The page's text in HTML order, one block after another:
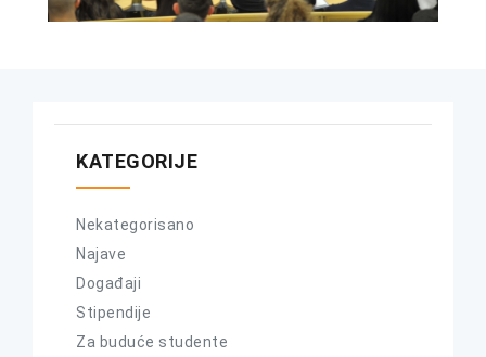
KATEGORIJE
Nekategorisano
Najave
Događaji
Stipendije
Za buduće studente